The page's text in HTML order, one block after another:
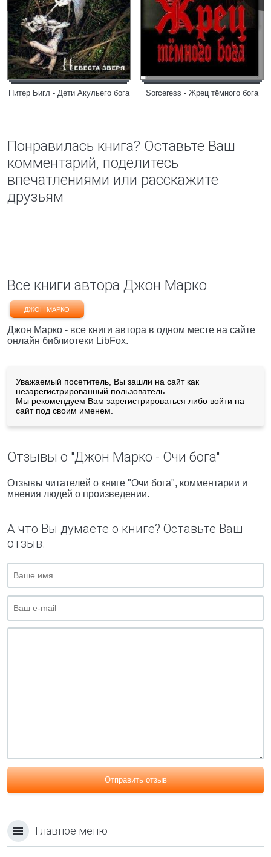
Питер Бигл - Дети Акульего бога Sorceress - Жрец тёмного бога
Понравилась книга? Оставьте Ваш
комментарий, поделитесь
впечатлениями или расскажите
друзьям
Все книги автора Джон Марко
ДЖОН МАРКО
Джон Марко - все книги автора в одном месте на сайте
онлайн библиотеки LibFox.
Уважаемый посетитель, Вы зашли на сайт как
незарегистрированный пользователь.
Мы рекомендуем Вам зарегистрироваться либо войти на
сайт под своим именем.
Отзывы о "Джон Марко - Очи бога"
Отзывы читателей о книге "Очи бога", комментарии и
мнения людей о произведении.
А что Вы думаете о книге? Оставьте Ваш
отзыв.
Отправить отзыв
Главное меню